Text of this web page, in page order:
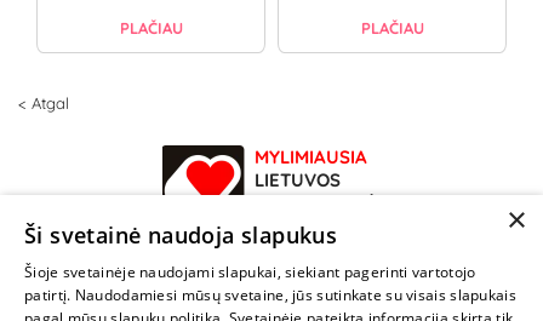
PLAČIAU PLAČIAU
< Atgal
MYLIMIAUSIA
LIETUVOS
ELEKTRONINĖ
PARDUOTUVĖ
NENUSTOK
ŽAISTI
×
Ši svetainė naudoja slapukus
Šioje svetainėje naudojami slapukai, siekiant pagerinti vartotojo
patirtį. Naudodamiesi mūsų svetaine, jūs sutinkate su visais slapukais